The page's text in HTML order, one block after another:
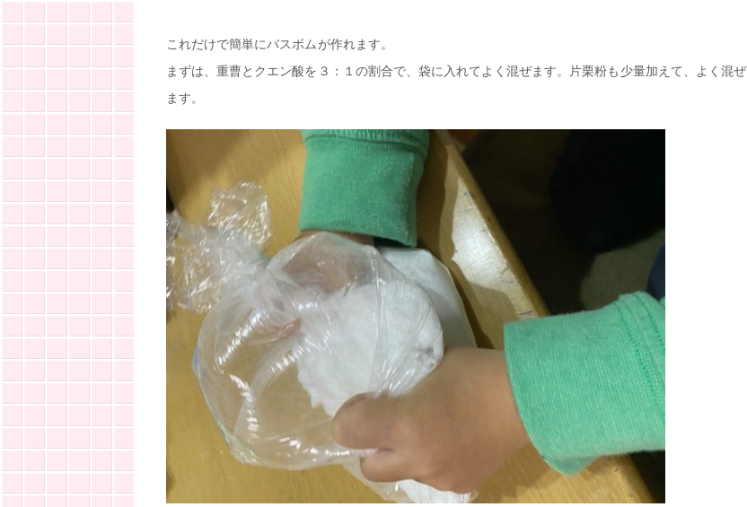
これだけで簡単にバスボムが作れます。
まずは、重曹とクエン酸を３：１の割合で、袋に入れてよく混ぜます。片栗粉も少量加えて、よく混ぜ
ます。